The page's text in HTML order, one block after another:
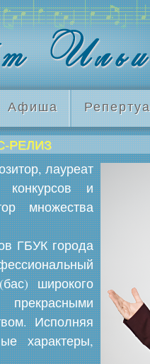
Афиша
РЕЛИЗ
лауреат
конкурсов и
множества
ГБУК города
широкого
Исполняя
характеры,